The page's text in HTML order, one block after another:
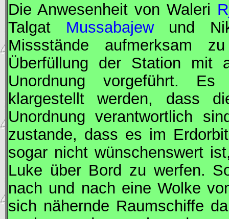
Die Anwesenheit von Waleri
Talgat Mussabajewund
Missstände aufmerksam
Überfüllung der Station mit
Unordnung vorgeführt.
klargestellt werden, dass
Unordnung verantwortlich
zustande, dass es im
sogar nicht wünschenswert
Luke über Bord zu werfen.
nach und nach eine Wolke
sich nähernde Raumschiffe